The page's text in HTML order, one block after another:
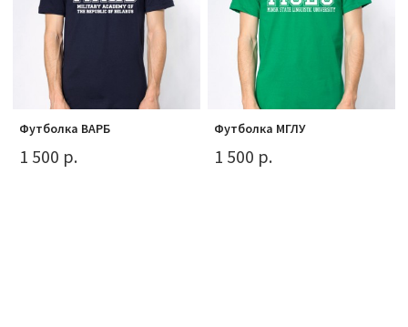
Футболка ВАРБ
1 500 р.
Футболка МГЛУ
1 500 р.